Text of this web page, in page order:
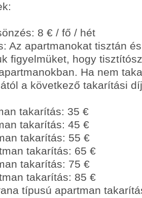
8 € / fő / hét
Az apartmanokat tisztán
figyelmüket, hogy
Ha nem
a következő takarítási
takarítás: 35 €
takarítás: 45 €
takarítás: 55 €
takarítás: 65 €
takarítás: 75 €
takarítás: 85 €
típusú apartman